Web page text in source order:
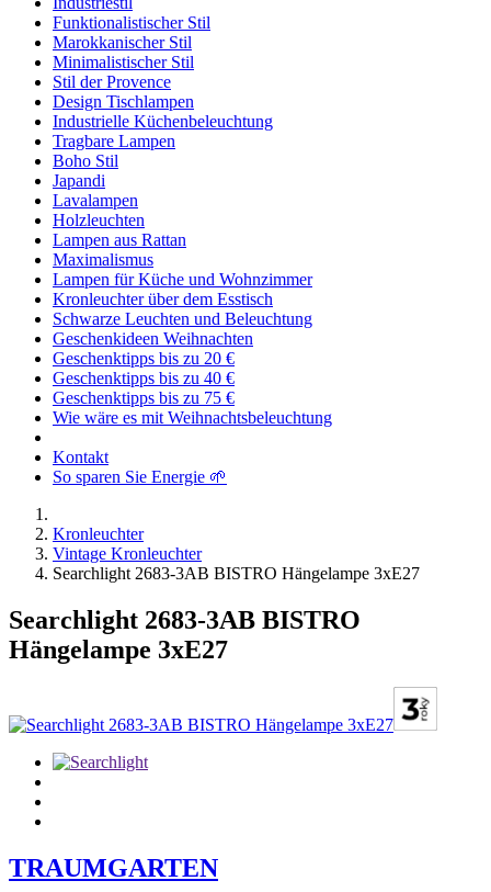
Funktionalistischer Stil
Marokkanischer Stil
Minimalistischer Stil
Stil der Provence
Design Tischlampen
Industrielle Küchenbeleuchtung
Tragbare Lampen
Boho Stil
Japandi
Lavalampen
Holzleuchten
Lampen aus Rattan
Maximalismus
Lampen für Küche und Wohnzimmer
Kronleuchter über dem Esstisch
Schwarze Leuchten und Beleuchtung
Geschenkideen Weihnachten
Geschenktipps bis zu 20 €
Geschenktipps bis zu 40 €
Geschenktipps bis zu 75 €
Wie wäre es mit Weihnachtsbeleuchtung
Kontakt
So sparen Sie Energie 🌱
Kronleuchter
Vintage Kronleuchter
Searchlight 2683-3AB BISTRO Hängelampe 3xE27
Searchlight 2683-3AB BISTRO
Hängelampe 3xE27
TRAUMGARTEN